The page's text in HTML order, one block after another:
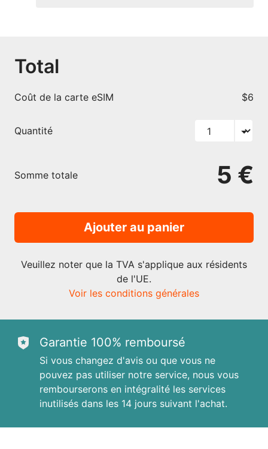
Total
Coût de la carte eSIM $6
Quantité
Somme totale 5 €
Ajouter au panier
Veuillez noter que la TVA s'applique aux résidents
de l'UE.
Voir les conditions générales
Garantie 100% remboursé
Si vous changez d'avis ou que vous ne
pouvez pas utiliser notre service, nous vous
rembourserons en intégralité les services
inutilisés dans les 14 jours suivant l'achat.